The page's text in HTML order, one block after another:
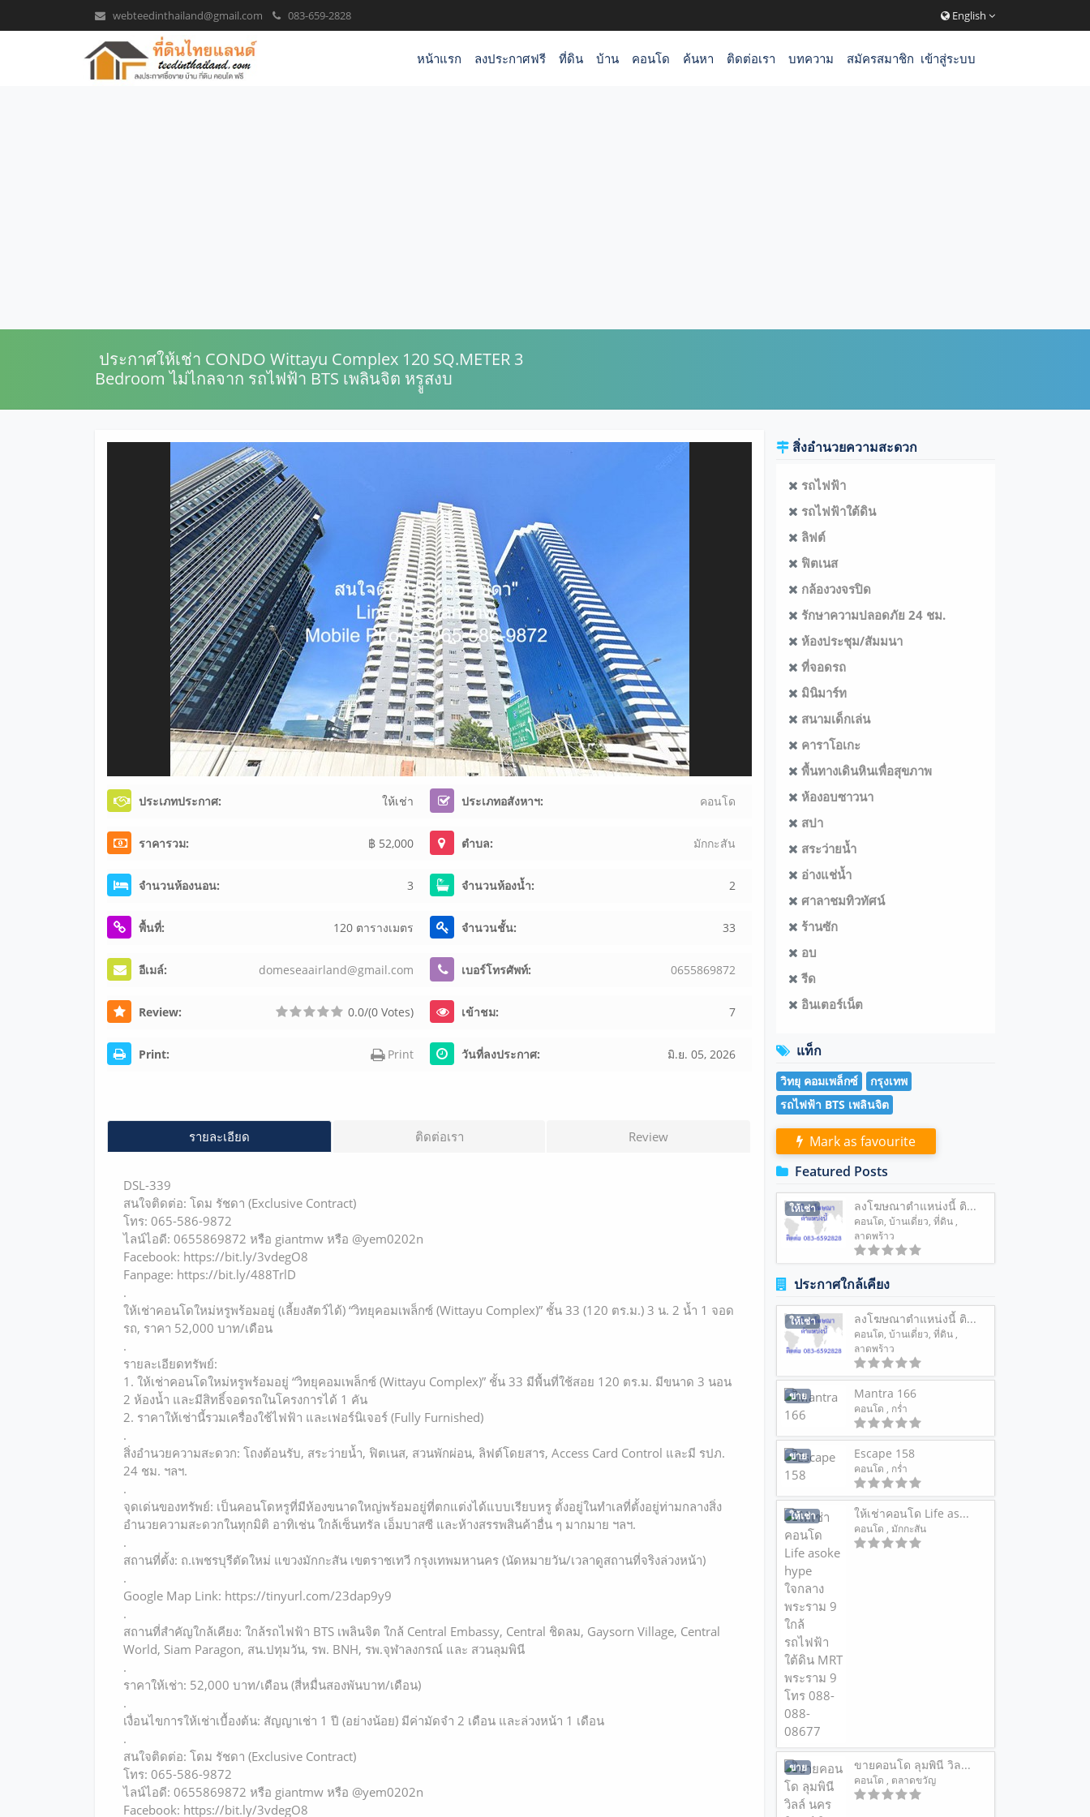
webteedinthailand@gmail.com 083-659-2828 English
หน้าแรก ลงประกาศฟรี ที่ดิน บ้าน คอนโด ค้นหา ติดต่อเรา บทความ สมัครสมาชิก เข้าสู่ระบบ
ประกาศให้เช่า CONDO Wittayu Complex 120 SQ.METER 3
Bedroom ไม่ไกลจาก รถไฟฟ้า BTS เพลินจิต หรููสงบ
ประเภทประกาศ: ให้เช่า ประเภทอสังหาฯ: คอนโด
ราคารวม: ฿ 52,000 ตำบล: มักกะสัน
จำนวนห้องนอน: 3 จำนวนห้องน้ำ: 2
พื้นที่: 120 ตารางเมตร จำนวนชั้น: 33
อีเมล์: domeseaairland@gmail.com เบอร์โทรศัพท์: 0655869872
Review: 0.0/(0 Votes) เข้าชม: 7
Print: Print วันที่ลงประกาศ: มิ.ย. 05, 2026
รายละเอียด ติดต่อเรา Review
DSL-339
สนใจติดต่อ: โดม รัชดา (Exclusive Contract)
โทร: 065-586-9872
ไลน์ไอดี: 0655869872 หรือ giantmw หรือ @yem0202n
Facebook: https://bit.ly/3vdegO8
Fanpage: https://bit.ly/488TrlD
.
ให้เช่าคอนโดใหม่หรูพร้อมอยู่ (เลี้ยงสัตว์ได้) “วิทยุคอมเพล็กซ์ (Wittayu Complex)” ชั้น 33 (120 ตร.ม.) 3 น. 2 น้ำ 1 จอด
รถ, ราคา 52,000 บาท/เดือน
.
รายละเอียดทรัพย์:
1. ให้เช่าคอนโดใหม่หรูพร้อมอยู่ “วิทยุคอมเพล็กซ์ (Wittayu Complex)” ชั้น 33 มีพื้นที่ใช้สอย 120 ตร.ม. มีขนาด 3 นอน
2 ห้องน้ำ และมีสิทธิ์จอดรถในโครงการได้ 1 คัน
2. ราคาให้เช่านี้รวมเครื่องใช้ไฟฟ้า และเฟอร์นิเจอร์ (Fully Furnished)
.
สิ่งอำนวยความสะดวก: โถงต้อนรับ, สระว่ายน้ำ, ฟิตเนส, สวนพักผ่อน, ลิฟต์โดยสาร, Access Card Control และมี รปภ.
24 ชม. ฯลฯ.
.
จุดเด่นของทรัพย์: เป็นคอนโดหรูที่มีห้องขนาดใหญ่พร้อมอยู่ที่ตกแต่งได้แบบเรียบหรู ตั้งอยู่ในทำเลที่ตั้งอยู่ท่ามกลางสิ่ง
อำนวยความสะดวกในทุกมิติ อาทิเช่น ใกล้เซ็นทรัล เอ็มบาสซี และห้างสรรพสินค้าอื่น ๆ มากมาย ฯลฯ.
.
สถานที่ตั้ง: ถ.เพชรบุรีตัดใหม่ แขวงมักกะสัน เขตราชเทวี กรุงเทพมหานคร (นัดหมายวัน/เวลาดูสถานที่จริงล่วงหน้า)
.
Google Map Link: https://tinyurl.com/23dap9y9
.
สถานที่สำคัญใกล้เคียง: ใกล้รถไฟฟ้า BTS เพลินจิต ใกล้ Central Embassy, Central ชิดลม, Gaysorn Village, Central
World, Siam Paragon, สน.ปทุมวัน, รพ. BNH, รพ.จุฬาลงกรณ์ และ สวนลุมพินี
.
ราคาให้เช่า: 52,000 บาท/เดือน (สี่หมื่นสองพันบาท/เดือน)
.
เงื่อนไขการให้เช่าเบื้องต้น: สัญญาเช่า 1 ปี (อย่างน้อย) มีค่ามัดจำ 2 เดือน และล่วงหน้า 1 เดือน
.
สนใจติดต่อ: โดม รัชดา (Exclusive Contract)
โทร: 065-586-9872
ไลน์ไอดี: 0655869872 หรือ giantmw หรือ @yem0202n
Facebook: https://bit.ly/3vdegO8
สิ่งอำนวยความสะดวก
รถไฟฟ้า
รถไฟฟ้าใต้ดิน
ลิฟต์
ฟิตเนส
กล้องวงจรปิด
รักษาความปลอดภัย 24 ชม.
ห้องประชุม/สัมมนา
ที่จอดรถ
มินิมาร์ท
สนามเด็กเล่น
คาราโอเกะ
พื้นทางเดินหินเพื่อสุขภาพ
ห้องอบซาวนา
สปา
สระว่ายน้ำ
อ่างแช่น้ำ
ศาลาชมทิวทัศน์
ร้านซัก
อบ
รีด
อินเตอร์เน็ต
แท็ก
วิทยุ คอมเพล็กซ์
กรุงเทพ
รถไฟฟ้า BTS เพลินจิต
Mark as favourite
Featured Posts
ให้เช่า ลงโฆษณาตำแหน่งนี้ ติ...
คอนโด, บ้านเดี่ยว, ที่ดิน ,
ลาดพร้าว
ประกาศใกล้เคียง
ให้เช่า ลงโฆษณาตำแหน่งนี้ ติ...
คอนโด, บ้านเดี่ยว, ที่ดิน ,
ลาดพร้าว
ขาย Mantra 166
คอนโด , กร่ำ
ขาย Escape 158
คอนโด , กร่ำ
ให้เช่า ให้เช่าคอนโด Life as...
คอนโด , มักกะสัน
ขาย ขายคอนโด ลุมพินี วิล...
คอนโด , ตลาดขวัญ